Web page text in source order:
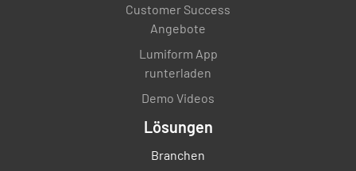
Customer Success
Angebote
Lumiform App
runterladen
Demo Videos
Lösungen
Branchen